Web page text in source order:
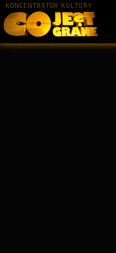
KONCENTRATOR KULTURY